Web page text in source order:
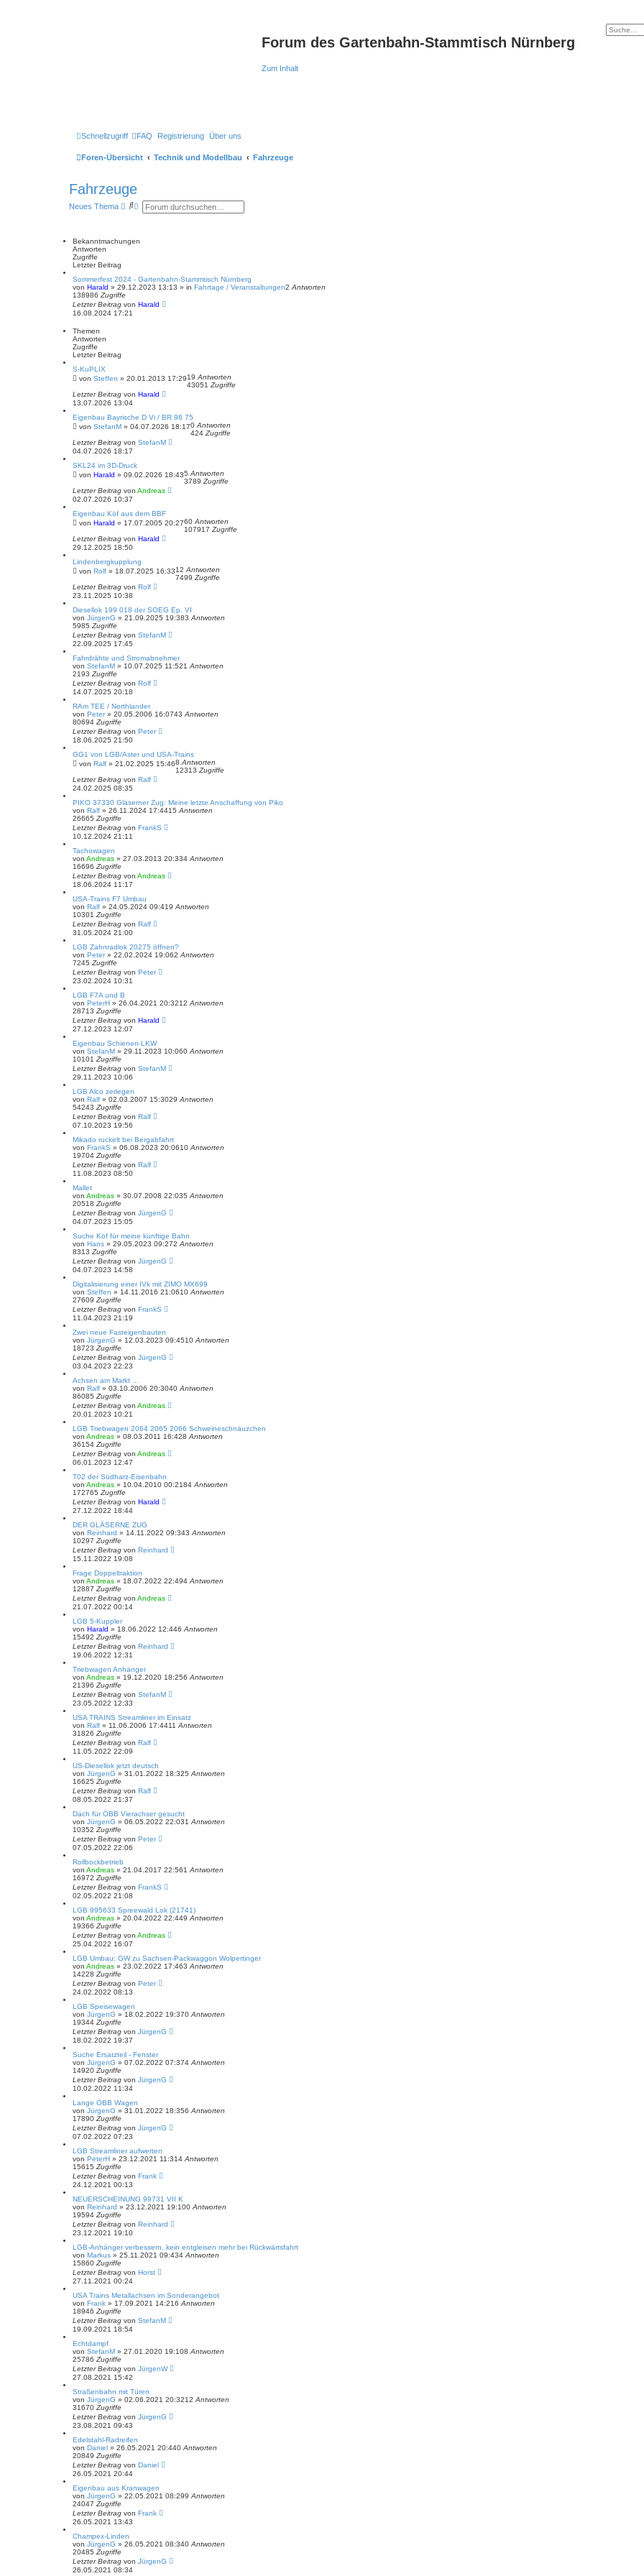
Forum des Gartenbahn-Stammtisch Nürnberg
Zum Inhalt
Schnellzugriff FAQ Registrierung Über uns
Foren-Übersicht Technik und Modellbau Fahrzeuge
Fahrzeuge
Neues Thema
S
e
E
i
e
S
c
Bekanntmachungen
Antworten
Zugriffe
Letzter Beitrag
Sommerfest 2024 - Gartenbahn-Stammtisch Nürnberg
von Harald » 29.12.2023 13:13 » in Fahrtage / Veranstaltungen2 Antworten
138986 Zugriffe
Letzter Beitrag von Harald
16.08.2024 17:21
Themen
Antworten
Zugriffe
Letzter Beitrag
S-KuPLIX
von Steffen » 20.01.2013 17:2919 Antworten
43051 Zugriffe
Letzter Beitrag von Harald
13.07.2026 13:04
Eigenbau Bayrische D Vi / BR 98 75
von StefanM » 04.07.2026 18:170 Antworten
424 Zugriffe
Letzter Beitrag von StefanM
04.07.2026 18:17
SKL24 im 3D-Druck
von Harald » 09.02.2026 18:435 Antworten
3789 Zugriffe
Letzter Beitrag von Andreas
02.07.2026 10:37
Eigenbau Köf aus dem BBF
von Harald » 17.07.2005 20:2760 Antworten
107917 Zugriffe
Letzter Beitrag von Harald
29.12.2025 18:50
Lindenbergkupplung
von Rolf » 18.07.2025 16:3312 Antworten
7499 Zugriffe
Letzter Beitrag von Rolf
23.11.2025 10:38
Diesellok 199 018 der SOEG Ep. VI
von JürgenG » 21.09.2025 19:383 Antworten
5985 Zugriffe
Letzter Beitrag von StefanM
22.09.2025 17:45
Fahrdrähte und Stromabnehmer
von StefanM » 10.07.2025 11:521 Antworten
2193 Zugriffe
Letzter Beitrag von Rolf
14.07.2025 20:18
RAm TEE / Northlander
von Peter» 20.05.2006 16:0743 Antworten
80694 Zugriffe
Letzter Beitrag von Peter
18.06.2025 21:50
GG1 von LGB/Aster und USA-Trains
von Ralf » 21.02.2025 15:468 Antworten
12313 Zugriffe
Letzter Beitrag von Ralf
24.02.2025 08:35
PIKO 37330 Gläserner Zug: Meine letzte Anschaffung von Piko
von Ralf » 26.11.2024 17:4415 Antworten
26665 Zugriffe
Letzter Beitrag von FrankS
10.12.2024 21:11
Tachowagen
von Andreas » 27.03.2013 20:334 Antworten
16696 Zugriffe
Letzter Beitrag von Andreas
18.06.2024 11:17
USA-Trains F7 Umbau
von Ralf » 24.05.2024 09:419 Antworten
10301 Zugriffe
Letzter Beitrag von Ralf
31.05.2024 21:00
LGB Zahnradlok 20275 öffnen?
von Peter» 22.02.2024 19:062 Antworten
7245 Zugriffe
Letzter Beitrag von Peter
23.02.2024 10:31
LGB F7A und B
von PeterH » 26.04.2021 20:3212 Antworten
28713 Zugriffe
Letzter Beitrag von Harald
27.12.2023 12:07
Eigenbau Schienen-LKW
von StefanM » 29.11.2023 10:060 Antworten
10101 Zugriffe
Letzter Beitrag von StefanM
29.11.2023 10:06
LGB Alco zerlegen
von Ralf » 02.03.2007 15:3029 Antworten
54243 Zugriffe
Letzter Beitrag von Ralf
07.10.2023 19:56
Mikado ruckelt bei Bergabfahrt
von FrankS » 06.08.2023 20:0610 Antworten
19704 Zugriffe
Letzter Beitrag von Ralf
11.08.2023 08:50
Mallet
von Andreas » 30.07.2008 22:035 Antworten
20518 Zugriffe
Letzter Beitrag von JürgenG
04.07.2023 15:05
Suche Köf für meine künftige Bahn
von Hans » 29.05.2023 09:272 Antworten
8313 Zugriffe
Letzter Beitrag von JürgenG
04.07.2023 14:58
Digitalisierung einer IVk mit ZIMO MX699
von Steffen » 14.11.2016 21:0610 Antworten
27609 Zugriffe
Letzter Beitrag von FrankS
11.04.2023 21:19
Zwei neue Fasteigenbauten
von JürgenG » 12.03.2023 09:4510 Antworten
18723 Zugriffe
Letzter Beitrag von JürgenG
03.04.2023 22:23
Achsen am Markt ...
von Ralf » 03.10.2006 20:3040 Antworten
86085 Zugriffe
Letzter Beitrag von Andreas
20.01.2023 10:21
LGB Triebwagen 2064 2065 2066 Schweineschnäuzchen
von Andreas » 08.03.2011 16:428 Antworten
36154 Zugriffe
Letzter Beitrag von Andreas
06.01.2023 12:47
T02 der Südharz-Eisenbahn
von Andreas » 10.04.2010 00:2184 Antworten
172765 Zugriffe
Letzter Beitrag von Harald
27.12.2022 18:44
DER GLÄSERNE ZUG
von Reinhard » 14.11.2022 09:343 Antworten
10297 Zugriffe
Letzter Beitrag von Reinhard
15.11.2022 19:08
Frage Doppeltraktion
von Andreas » 18.07.2022 22:494 Antworten
12887 Zugriffe
Letzter Beitrag von Andreas
21.07.2022 00:14
LGB 5-Kuppler
von Harald » 18.06.2022 12:446 Antworten
15492 Zugriffe
Letzter Beitrag von Reinhard
19.06.2022 12:31
Triebwagen Anhänger
von Andreas » 19.12.2020 18:256 Antworten
21396 Zugriffe
Letzter Beitrag von StefanM
23.05.2022 12:33
USA TRAINS Streamliner im Einsatz
von Ralf » 11.06.2006 17:4411 Antworten
31826 Zugriffe
Letzter Beitrag von Ralf
11.05.2022 22:09
US-Diesellok jetzt deutsch
von JürgenG » 31.01.2022 18:325 Antworten
16625 Zugriffe
Letzter Beitrag von Ralf
08.05.2022 21:37
Dach für ÖBB Vierachser gesucht
von JürgenG » 06.05.2022 22:031 Antworten
10352 Zugriffe
Letzter Beitrag von Peter
07.05.2022 22:06
Rollbockbetrieb
von Andreas » 21.04.2017 22:561 Antworten
16972 Zugriffe
Letzter Beitrag von FrankS
02.05.2022 21:08
LGB 995633 Spreewald Lok (21741)
von Andreas » 20.04.2022 22:449 Antworten
19366 Zugriffe
Letzter Beitrag von Andreas
25.04.2022 16:07
LGB Umbau: GW zu Sachsen-Packwaggon Wolpertinger
von Andreas » 23.02.2022 17:463 Antworten
14228 Zugriffe
Letzter Beitrag von Peter
24.02.2022 08:13
LGB Speisewagen
von JürgenG » 18.02.2022 19:370 Antworten
19344 Zugriffe
Letzter Beitrag von JürgenG
18.02.2022 19:37
Suche Ersatzteil - Fenster
von JürgenG » 07.02.2022 07:374 Antworten
14920 Zugriffe
Letzter Beitrag von JürgenG
10.02.2022 11:34
Lange ÖBB Wagen
von JürgenG » 31.01.2022 18:356 Antworten
17890 Zugriffe
Letzter Beitrag von JürgenG
07.02.2022 07:23
LGB Streamliner aufwerten
von PeterH » 23.12.2021 11:314 Antworten
15615 Zugriffe
Letzter Beitrag von Frank
24.12.2021 00:13
NEUERSCHEINUNG 99731 VII K
von Reinhard » 23.12.2021 19:100 Antworten
19594 Zugriffe
Letzter Beitrag von Reinhard
23.12.2021 19:10
LGB-Anhänger verbessern, kein entgleisen mehr bei Rückwärtsfahrt
von Markus » 25.11.2021 09:434 Antworten
15860 Zugriffe
Letzter Beitrag von Horst
27.11.2021 00:24
USA Trains Metallachsen im Sonderangebot
von Frank » 17.09.2021 14:216 Antworten
18946 Zugriffe
Letzter Beitrag von StefanM
19.09.2021 18:54
Echtdampf
von StefanM » 27.01.2020 19:108 Antworten
25786 Zugriffe
Letzter Beitrag von JürgenW
27.08.2021 15:42
Straßenbahn mit Türen
von JürgenG » 02.06.2021 20:3212 Antworten
31670 Zugriffe
Letzter Beitrag von JürgenG
23.08.2021 09:43
Edelstahl-Radreifen
von Daniel » 26.05.2021 20:440 Antworten
20849 Zugriffe
Letzter Beitrag von Daniel
26.05.2021 20:44
Eigenbau aus Kranwagen
von JürgenG » 22.05.2021 08:299 Antworten
24047 Zugriffe
Letzter Beitrag von Frank
26.05.2021 13:43
Champex-Linden
von JürgenG » 26.05.2021 08:340 Antworten
20485 Zugriffe
Letzter Beitrag von JürgenG
26.05.2021 08:34